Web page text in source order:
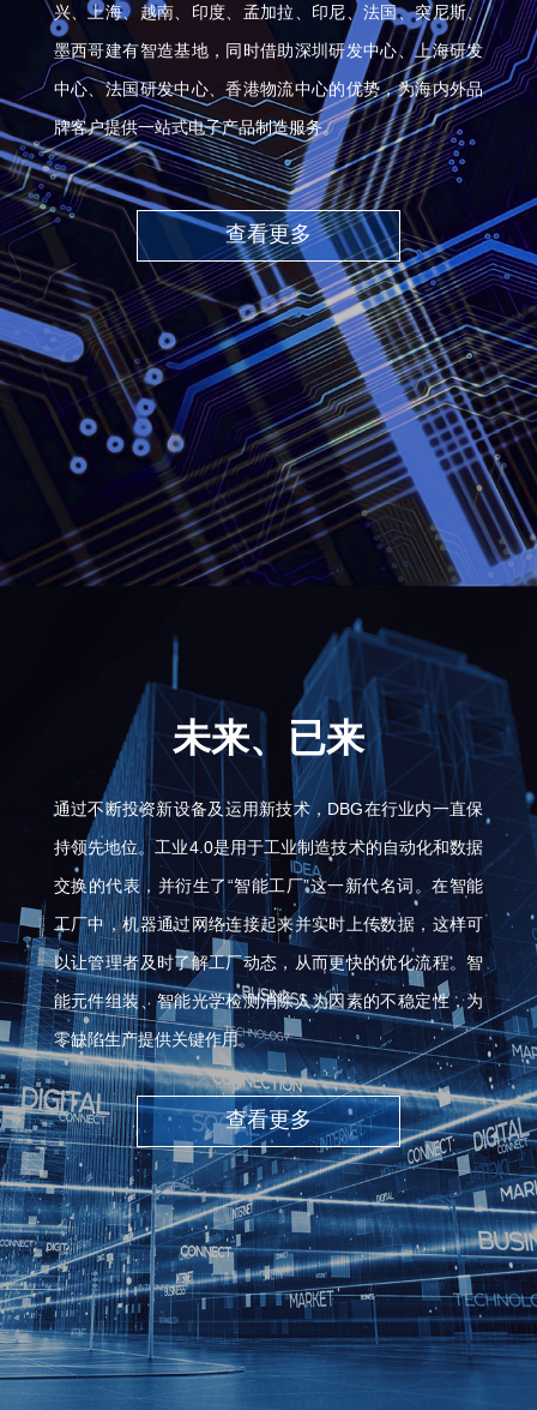
兴、上海、越南、印度、孟加拉、印尼、法国、突尼斯、
墨西哥建有智造基地，同时借助深圳研发中心、上海研发
中心、法国研发中心、香港物流中心的优势，为海内外品
牌客户提供一站式电子产品制造服务。
查看更多
未来、已来
通过不断投资新设备及运用新技术，DBG在行业内一直保
持领先地位。工业4.0是用于工业制造技术的自动化和数据
交换的代表，并衍生了“智能工厂”这一新代名词。在智能
工厂中，机器通过网络连接起来并实时上传数据，这样可
以让管理者及时了解工厂动态，从而更快的优化流程。智
能元件组装、智能光学检测消除人为因素的不稳定性，为
零缺陷生产提供关键作用。
查看更多